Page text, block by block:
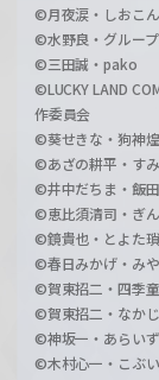
©月夜涙・しおこ
©水野良・グルー
©三田誠・pako
©LUCKY LAND
作委員会
©葵せきな・狗神煌
©あざの耕平・す
©井中だちま・飯田
©恵比須清司・ぎ
©鏡貴也・とよた
©春日みかげ・み
©賀東招二・四季
©賀東招二・なか
©神坂一・あらい
©木村心一・こぶ